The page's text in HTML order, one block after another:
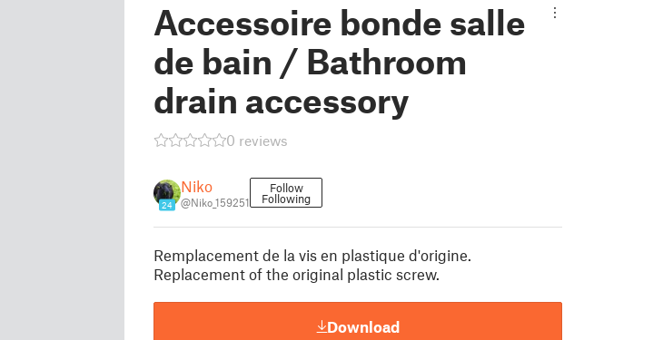
Accessoire bonde salle
de bain / Bathroom
drain accessory
0 reviews
24
Niko
@Niko_159251
Follow
Following
Remplacement de la vis en plastique d'origine.
Replacement of the original plastic screw.
Download